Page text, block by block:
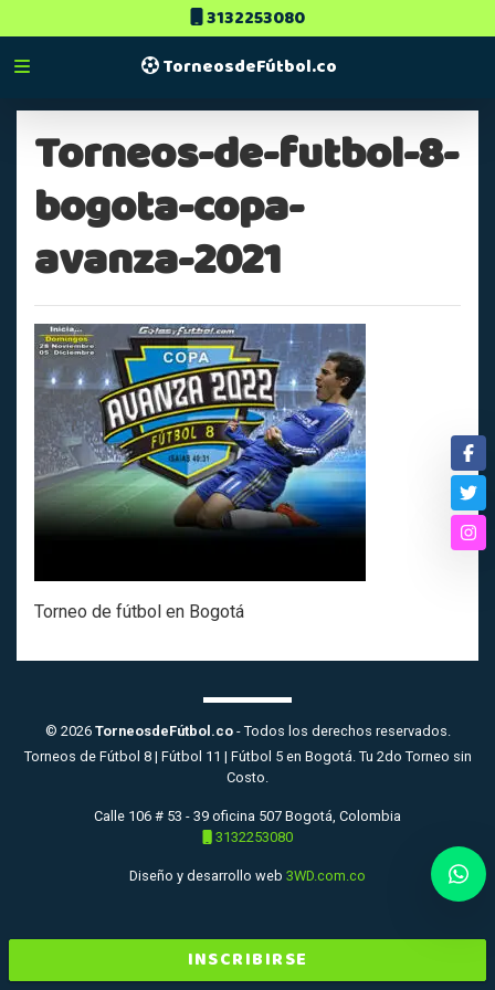
3132253080
TorneosdeFútbol.co
Torneos-de-futbol-8-
bogota-copa-
avanza-2021
Torneo de fútbol en Bogotá
INSCRIBIRSE
© 2026 TorneosdeFútbol.co- Todos los derechos reservados.
Torneos de Fútbol 8 | Fútbol 11 | Fútbol 5 en Bogotá. Tu 2do Torneo sin
Costo.
Calle 106 # 53 - 39 oficina 507 Bogotá, Colombia
3132253080
Diseño y desarrollo web 3WD.com.co